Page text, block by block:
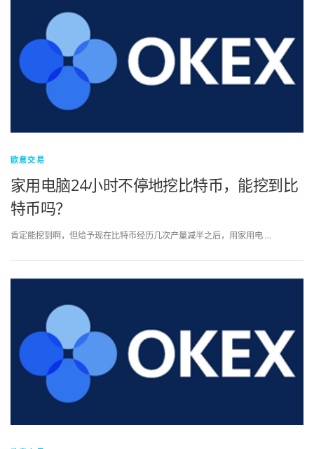
欧意交易
家用电脑24小时不停地挖比特币，能挖到比
特币吗？
肯定能挖到啊，但给予现在比特币经历几次产量减半之后，用家用电 …